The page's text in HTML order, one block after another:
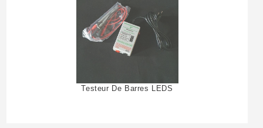
Testeur De Barres LEDS